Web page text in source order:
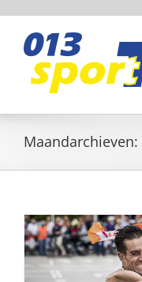
inhoud
Maandarchieven: